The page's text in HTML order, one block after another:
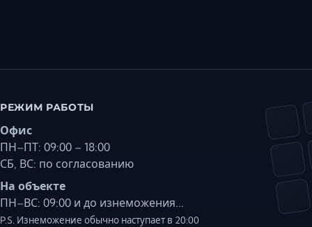
РЕЖИМ РАБОТЫ
Офис
ПН–ПТ: 09:00 – 18:00
СБ, ВС: по согласованию
На объекте
ПН–ВС: 09:00 и до изнеможения...
P.S. Изнеможение обычно наступает в 20:00